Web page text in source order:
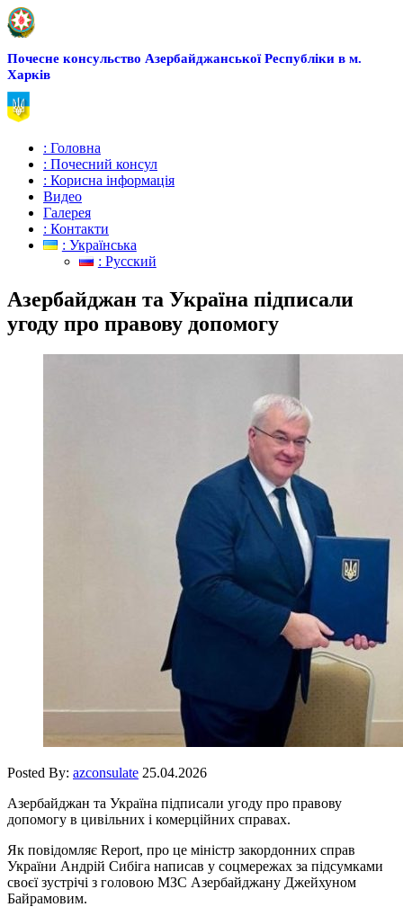
Почесне консульство Азербайджанської Республіки в м.
Харків
: Головна
: Почесний консул
: Корисна інформація
Видео
Галерея
: Контакти
: Українська
: Русский
Азербайджан та Україна підписали
угоду про правову допомогу
Posted By: azconsulate 25.04.2026
Азербайджан та Україна підписали угоду про правову
допомогу в цивільних і комерційних справах.
Як повідомляє Report, про це міністр закордонних справ
України Андрій Сибіга написав у соцмережах за підсумками
своєї зустрічі з головою МЗС Азербайджану Джейхуном
Байрамовим.